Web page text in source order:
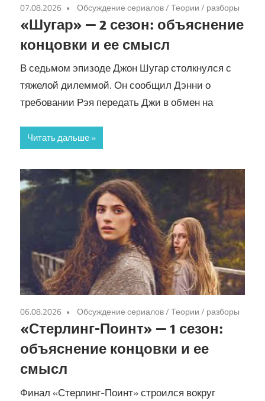
07.08.2026 Обсуждение сериалов/Теории / разборы
«Шугар» — 2 сезон: объяснение
концовки и ее смысл
В седьмом эпизоде Джон Шугар столкнулся с
тяжелой дилеммой. Он сообщил Дэнни о
требовании Рэя передать Джи в обмен на
Читать дальше
06.08.2026 Обсуждение сериалов/Теории / разборы
«Стерлинг-Поинт» — 1 сезон:
объяснение концовки и ее
смысл
Финал «Стерлинг-Поинт» строился вокруг